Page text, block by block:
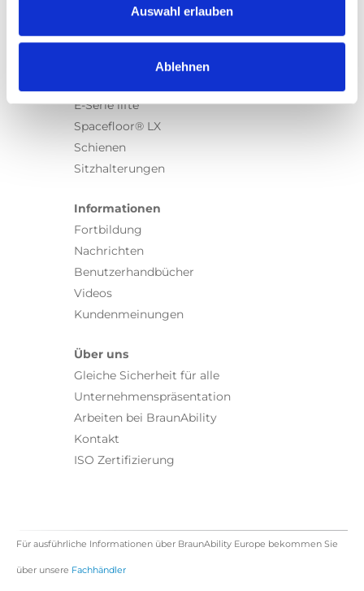
Auswahl erlauben
Ablehnen
Rollstuhllifte
E-Serie lifte
Spacefloor® LX
Schienen
Sitzhalterungen
Informationen
Fortbildung
Nachrichten
Benutzerhandbücher
Videos
Kundenmeinungen
Über uns
Gleiche Sicherheit für alle
Unternehmenspräsentation
Arbeiten bei BraunAbility
Kontakt
ISO Zertifizierung
Für ausführliche Informationen über BraunAbility Europe bekommen Sie
über unsere Fachhändler